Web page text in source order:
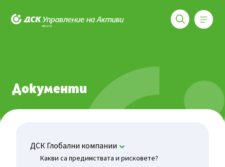
Документи
ДСК Глобални компании
Какви са предимствата и рисковете?